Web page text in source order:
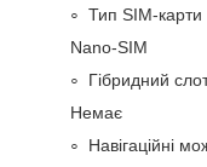
Тип SIM-карти
Nano-SIM
Гібридний
Немає
Навігаційні